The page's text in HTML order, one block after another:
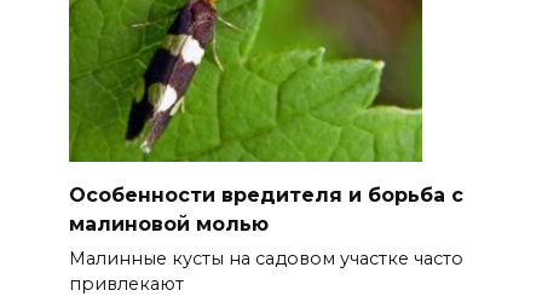
Особенности вредителя и борьба с
малиновой молью
Малинные кусты на садовом участке часто
привлекают